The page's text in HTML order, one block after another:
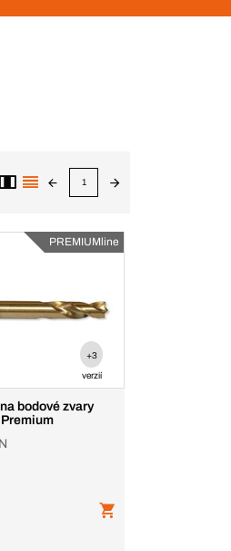
1
PREMIUMline
+3
verzií
bodové zvary
Premium